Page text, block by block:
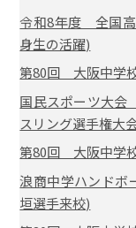
令和8年度 全国高
身生の活躍)
第80回 大阪中学
国民スポーツ大
スリング選手権
第80回 大阪中学
浪商中学ハンド
垣選手来校)